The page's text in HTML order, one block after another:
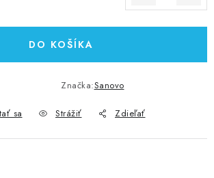
DO KOŠÍKA
Značka:Sanovo
sa Strážiť Zdieľať